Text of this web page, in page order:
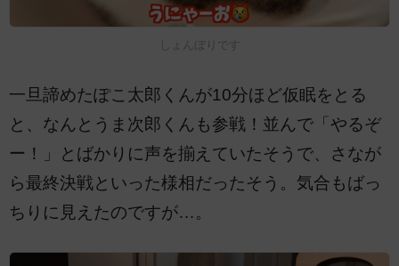
しょんぼりです
一旦諦めたぽこ太郎くんが10分ほど仮眠をとる
と、なんとうま次郎くんも参戦！並んで「やるぞ
ー！」とばかりに声を揃えていたそうで、さなが
ら最終決戦といった様相だったそう。気合もばっ
ちりに見えたのですが…。